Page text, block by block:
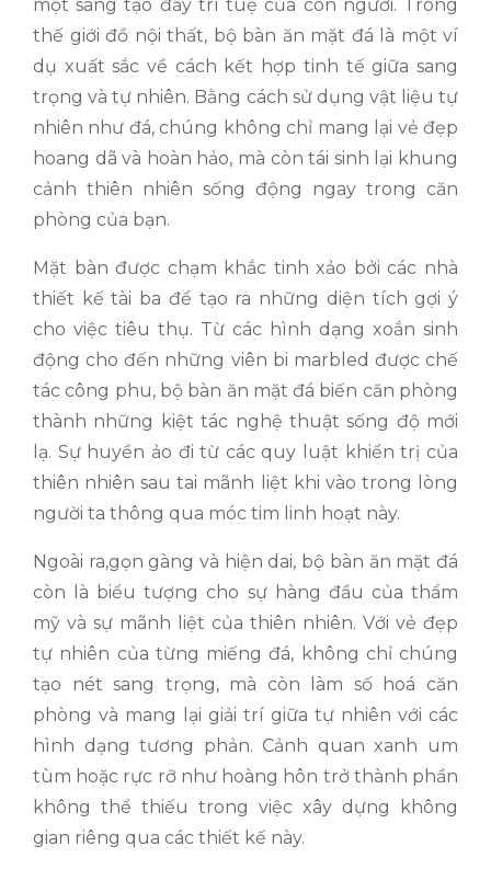
một sáng tạo đầy trí tuệ của con người. Trong
thế giới đồ nội thất, bộ bàn ăn mặt đá là một ví
dụ xuất sắc về cách kết hợp tinh tế giữa sang
trọng và tự nhiên. Bằng cách sử dụng vật liệu tự
nhiên như đá, chúng không chỉ mang lại vẻ đẹp
hoang dã và hoàn hảo, mà còn tái sinh lại khung
cảnh thiên nhiên sống động ngay trong căn
phòng của bạn.
Mặt bàn được chạm khắc tinh xảo bởi các nhà
thiết kế tài ba để tạo ra những diện tích gợi ý
cho việc tiêu thụ. Từ các hình dạng xoắn sinh
động cho đến những viên bi marbled được chế
tác công phu, bộ bàn ăn mặt đá biến căn phòng
thành những kiệt tác nghệ thuật sống độ mới
lạ. Sự huyền ảo đi từ các quy luật khiển trị của
thiên nhiên sau tai mãnh liệt khi vào trong lòng
người ta thông qua móc tim linh hoạt này.
Ngoài ra,gọn gàng và hiện dai, bộ bàn ăn mặt đá
còn là biểu tượng cho sự hàng đầu của thẩm
mỹ và sự mãnh liệt của thiên nhiên. Với vẻ đẹp
tự nhiên của từng miếng đá, không chỉ chúng
tạo nét sang trọng, mà còn làm số hoá căn
phòng và mang lại giải trí giữa tự nhiên với các
hình dạng tương phản. Cảnh quan xanh um
tùm hoặc rực rỡ như hoàng hôn trở thành phần
không thể thiếu trong việc xây dựng không
gian riêng qua các thiết kế này.